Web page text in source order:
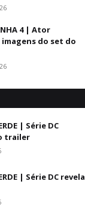
4 | Ator
do set do
| Série DC
trailer
| Série DC revela